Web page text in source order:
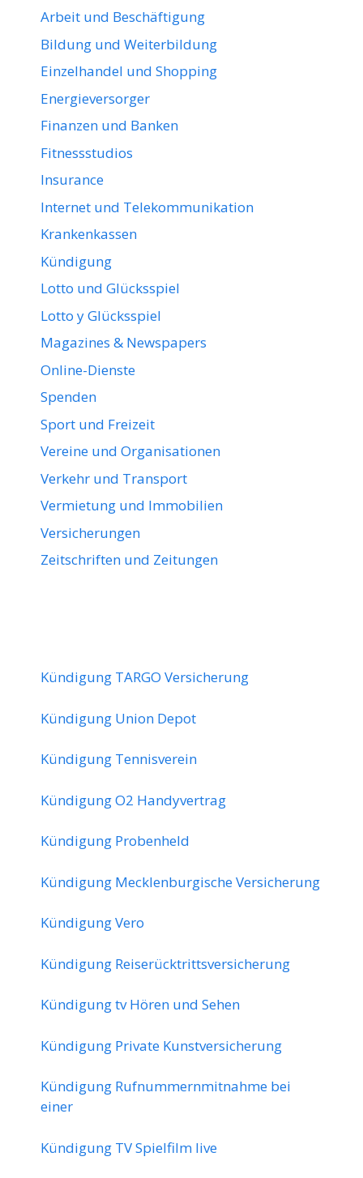
Arbeit und Beschäftigung
Bildung und Weiterbildung
Einzelhandel und Shopping
Energieversorger
Finanzen und Banken
Fitnessstudios
Insurance
Internet und Telekommunikation
Krankenkassen
Kündigung
Lotto und Glücksspiel
Lotto y Glücksspiel
Magazines & Newspapers
Online-Dienste
Spenden
Sport und Freizeit
Vereine und Organisationen
Verkehr und Transport
Vermietung und Immobilien
Versicherungen
Zeitschriften und Zeitungen
Kündigung TARGO Versicherung
Kündigung Union Depot
Kündigung Tennisverein
Kündigung O2 Handyvertrag
Kündigung Probenheld
Kündigung Mecklenburgische Versicherung
Kündigung Vero
Kündigung Reiserücktrittsversicherung
Kündigung tv Hören und Sehen
Kündigung Private Kunstversicherung
Kündigung Rufnummernmitnahme bei
einer
Kündigung TV Spielfilm live